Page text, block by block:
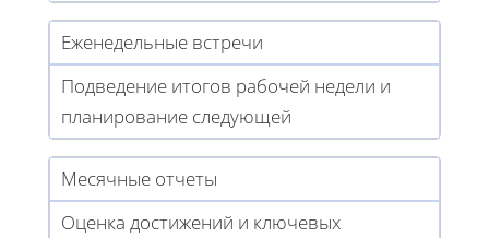
Еженедельные встречи
Подведение итогов рабочей недели и
планирование следующей
Месячные отчеты
Оценка достижений и ключевых